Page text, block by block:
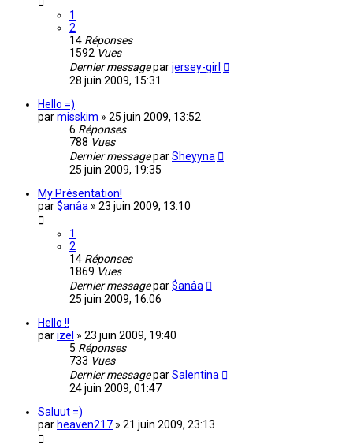
1
2
14 Réponses
1592 Vues
Dernier messageparjersey-girl
28 juin 2009, 15:31
Hello =)
parmisskim » 25 juin 2009, 13:52
6 Réponses
788 Vues
Dernier messageparSheyyna
25 juin 2009, 19:35
My Présentation!
par$anâa » 23 juin 2009, 13:10
1
2
14 Réponses
1869 Vues
Dernier messagepar$anâa
25 juin 2009, 16:06
Hello !!
parizel » 23 juin 2009, 19:40
5 Réponses
733 Vues
Dernier messageparSalentina
24 juin 2009, 01:47
Saluut =)
par heaven217 » 21 juin 2009, 23:13